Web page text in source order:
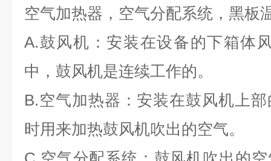
空气加热器，空气分配系统，黑板
A.鼓风机：安装在设备的下箱体
中，鼓风机是连续工作的。
B.空气加热器：安装在鼓风机上
时用来加热鼓风机吹出的空气。